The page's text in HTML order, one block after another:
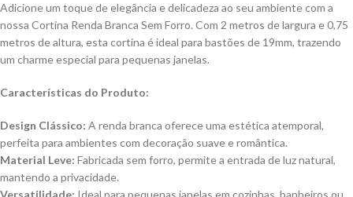
Adicione um toque de elegância e delicadeza ao seu ambiente com a
nossa Cortina Renda Branca Sem Forro. Com 2 metros de largura e 0,75
metros de altura, esta cortina é ideal para bastões de 19mm, trazendo
um charme especial para pequenas janelas.
Características do Produto:
Design Clássico: A renda branca oferece uma estética atemporal,
perfeita para ambientes com decoração suave e romântica.
Material Leve: Fabricada sem forro, permite a entrada de luz natural,
mantendo a privacidade.
Versatilidade: Ideal para pequenas janelas em cozinhas, banheiros ou